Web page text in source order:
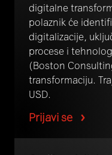
digitalne
polaznik će
digitalizacije,
procese i
(Boston
transformaciju.
USD.
Prijavi se